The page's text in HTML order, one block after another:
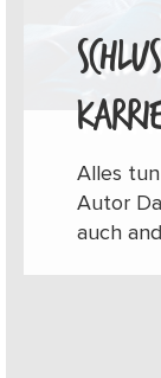
Alles
Autor
auch